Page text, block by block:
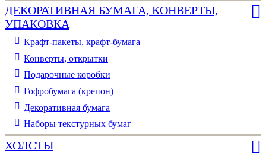
ДЕКОРАТИВНАЯ БУМАГА, КОНВЕРТЫ,
УПАКОВКА
Крафт-пакеты, крафт-бумага
Конверты, открытки
Подарочные коробки
Гофробумага (крепон)
Декоративная бумага
Наборы текстурных бумаг
ХОЛСТЫ